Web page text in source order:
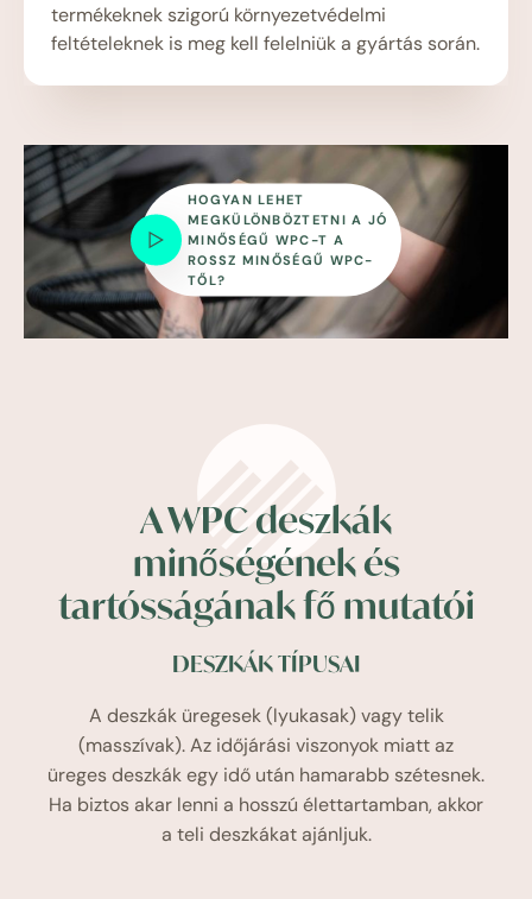
termékeknek szigorú környezetvédelmi
feltételeknek is meg kell felelniük a gyártás során.
HOGYAN LEHET
MEGKÜLÖNBÖZTETNI A JÓ
MINŐSÉGŰ WPC-T A
ROSSZ MINŐSÉGŰ WPC-
TŐL?
A WPC deszkák
minőségének és
tartósságának fő mutatói
DESZKÁK TÍPUSAI
A deszkák üregesek (lyukasak) vagy telik
(masszívak). Az időjárási viszonyok miatt az
üreges deszkák egy idő után hamarabb szétesnek.
Ha biztos akar lenni a hosszú élettartamban, akkor
a teli deszkákat ajánljuk.